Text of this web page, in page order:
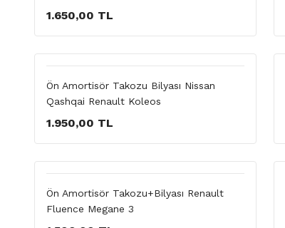
1.650,00 TL
Ön Amortisör Takozu Bilyası Nissan
Qashqai Renault Koleos
1.950,00 TL
Ön Amortisör Takozu+Bilyası Renault
Fluence Megane 3